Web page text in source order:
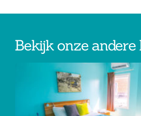
Bekijk onze andere